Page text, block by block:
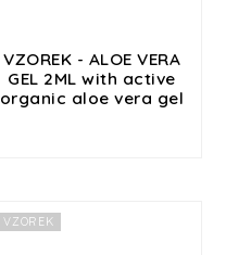
VZOREK - ALOE VERA
GEL 2ML with active
organic aloe vera gel
VZOREK